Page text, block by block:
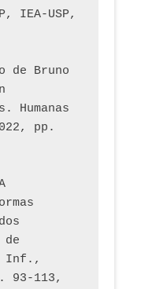
IEA-USP,
de Bruno
pp.
de
Inf.,
93-113,